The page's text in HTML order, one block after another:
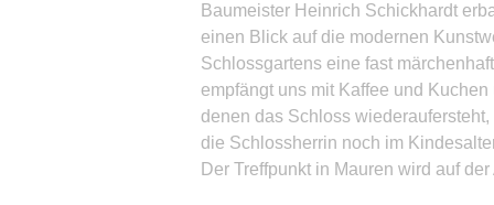
Baumeister Heinrich Schickhardt
einen Blick auf die modernen
Schlossgartens eine fast
empfängt uns mit Kaffee und
denen das Schloss
die Schlossherrin noch im
Der Treffpunkt in Mauren wird auf